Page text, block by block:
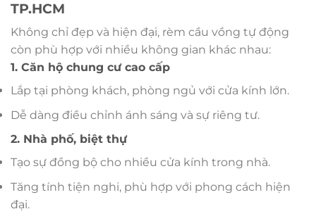
TP.HCM
Không chỉ đẹp và hiện đại, rèm cầu vồng tự động
còn phù hợp với nhiều không gian khác nhau:
1. Căn hộ chung cư cao cấp
Lắp tại phòng khách, phòng ngủ với cửa kính lớn.
Dễ dàng điều chỉnh ánh sáng và sự riêng tư.
2. Nhà phố, biệt thự
Tạo sự đồng bộ cho nhiều cửa kính trong nhà.
Tăng tính tiện nghi, phù hợp với phong cách hiện
đại.